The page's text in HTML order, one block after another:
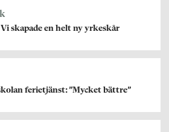
skapade en helt ny yrkeskår
ferietjänst: ”Mycket bättre”